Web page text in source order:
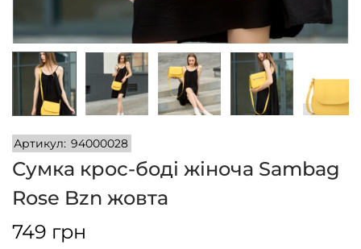
Артикул: 94000028
Сумка крос-боді жіноча Sambag
Rose Bzn жовта
749 грн